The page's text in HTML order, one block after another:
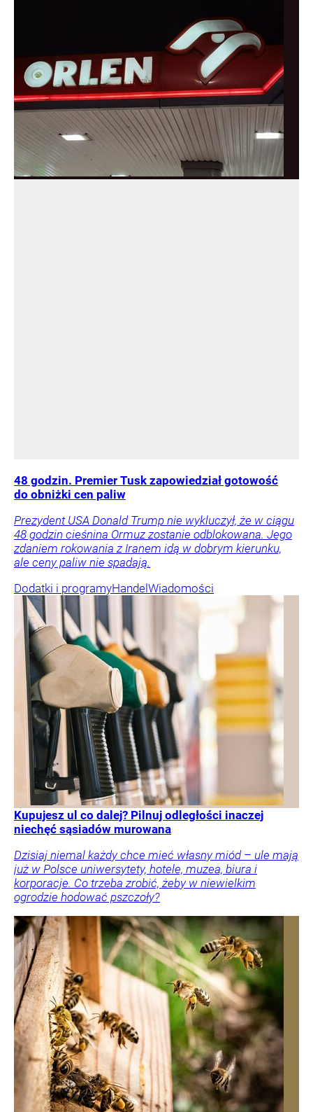
48 godzin. Premier Tusk zapowiedział gotowość
do obniżki cen paliw
Prezydent USA Donald Trump nie wykluczył, że w ciągu
48 godzin cieśnina Ormuz zostanie odblokowana. Jego
zdaniem rokowania z Iranem idą w dobrym kierunku,
ale ceny paliw nie spadają.
Dodatki i programyHandel Wiadomości
Kupujesz ul co dalej? Pilnuj odległości inaczej
niechęć sąsiadów murowana
Dzisiaj niemal każdy chce mieć własny miód – ule mają
już w Polsce uniwersytety, hotele, muzea, biura i
korporacje. Co trzeba zrobić, żeby w niewielkim
ogrodzie hodować pszczoły?